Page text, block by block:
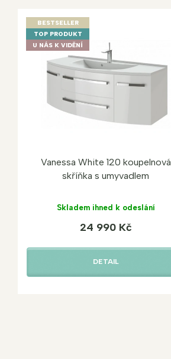
BESTSELLER
TOP PRODUKT
U NÁS K VIDĚNÍ
Vanessa White 120 koupelnová
skříňka s umyvadlem
Skladem ihned k odeslání
24 990 Kč
DETAIL